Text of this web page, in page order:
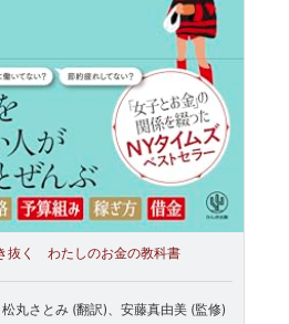
抜く わたしのお金の教科書
丸さとみ (翻訳)、安藤真由美 (監修)